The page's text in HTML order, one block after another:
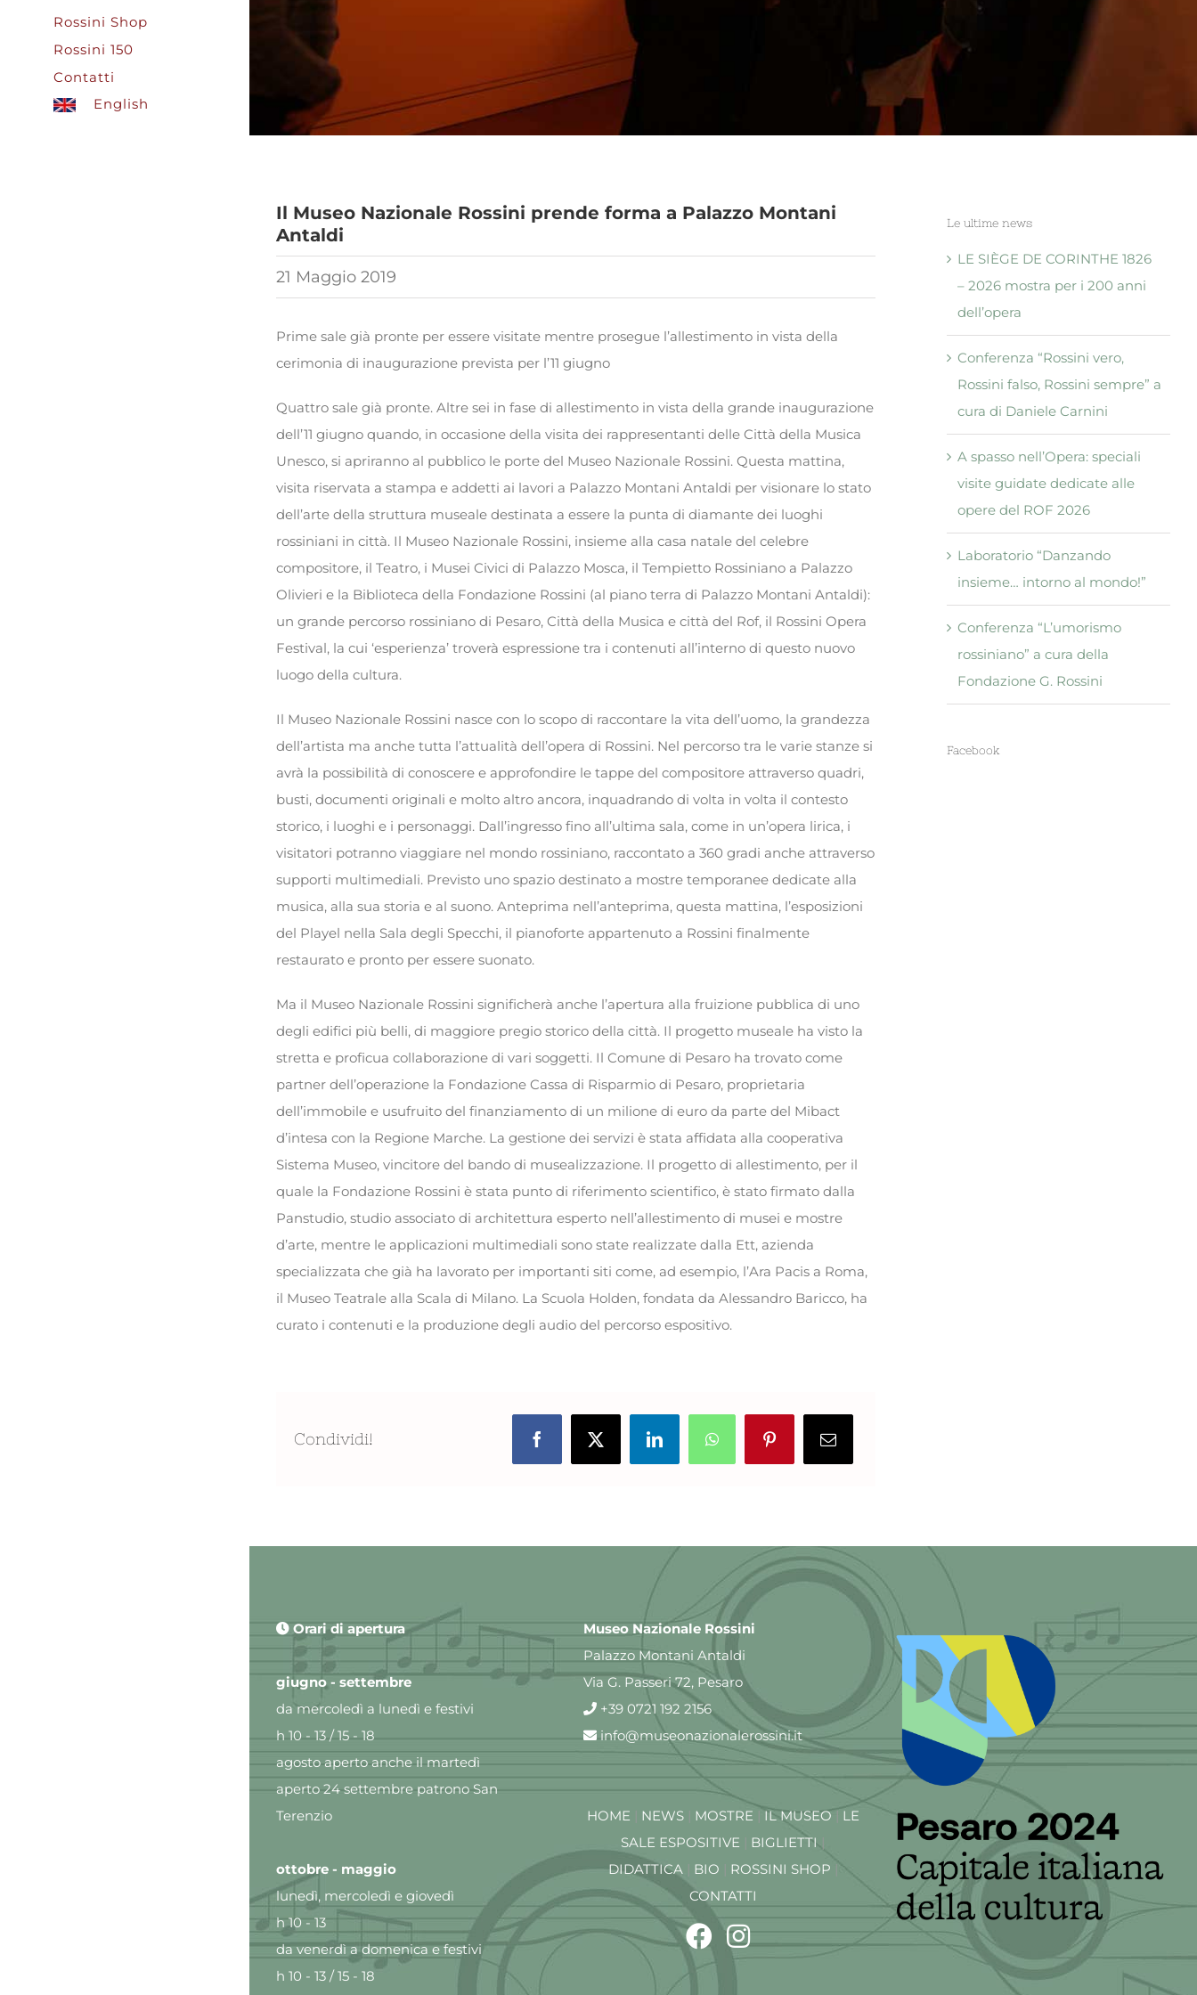
Rossini Shop
Rossini 150
Contatti
English
Il Museo Nazionale Rossini prende forma a Palazzo Montani
Antaldi
21 Maggio 2019
Prime sale già pronte per essere visitate mentre prosegue l’allestimento in vista della
cerimonia di inaugurazione prevista per l’11 giugno
Quattro sale già pronte. Altre sei in fase di allestimento in vista della grande inaugurazione
dell’11 giugno quando, in occasione della visita dei rappresentanti delle Città della Musica
Unesco, si apriranno al pubblico le porte del Museo Nazionale Rossini. Questa mattina,
visita riservata a stampa e addetti ai lavori a Palazzo Montani Antaldi per visionare lo stato
dell’arte della struttura museale destinata a essere la punta di diamante dei luoghi
rossiniani in città. Il Museo Nazionale Rossini, insieme alla casa natale del celebre
compositore, il Teatro, i Musei Civici di Palazzo Mosca, il Tempietto Rossiniano a Palazzo
Olivieri e la Biblioteca della Fondazione Rossini (al piano terra di Palazzo Montani Antaldi):
un grande percorso rossiniano di Pesaro, Città della Musica e città del Rof, il Rossini Opera
Festival, la cui ‘esperienza’ troverà espressione tra i contenuti all’interno di questo nuovo
luogo della cultura.
Il Museo Nazionale Rossini nasce con lo scopo di raccontare la vita dell’uomo, la grandezza
dell’artista ma anche tutta l’attualità dell’opera di Rossini. Nel percorso tra le varie stanze si
avrà la possibilità di conoscere e approfondire le tappe del compositore attraverso quadri,
busti, documenti originali e molto altro ancora, inquadrando di volta in volta il contesto
storico, i luoghi e i personaggi. Dall’ingresso fino all’ultima sala, come in un’opera lirica, i
visitatori potranno viaggiare nel mondo rossiniano, raccontato a 360 gradi anche attraverso
supporti multimediali. Previsto uno spazio destinato a mostre temporanee dedicate alla
musica, alla sua storia e al suono. Anteprima nell’anteprima, questa mattina, l’esposizioni
del Playel nella Sala degli Specchi, il pianoforte appartenuto a Rossini finalmente
restaurato e pronto per essere suonato.
Ma il Museo Nazionale Rossini significherà anche l’apertura alla fruizione pubblica di uno
degli edifici più belli, di maggiore pregio storico della città. Il progetto museale ha visto la
stretta e proficua collaborazione di vari soggetti. Il Comune di Pesaro ha trovato come
partner dell’operazione la Fondazione Cassa di Risparmio di Pesaro, proprietaria
dell’immobile e usufruito del finanziamento di un milione di euro da parte del Mibact
d’intesa con la Regione Marche. La gestione dei servizi è stata affidata alla cooperativa
Sistema Museo, vincitore del bando di musealizzazione. Il progetto di allestimento, per il
quale la Fondazione Rossini è stata punto di riferimento scientifico, è stato firmato dalla
Panstudio, studio associato di architettura esperto nell’allestimento di musei e mostre
d’arte, mentre le applicazioni multimediali sono state realizzate dalla Ett, azienda
specializzata che già ha lavorato per importanti siti come, ad esempio, l’Ara Pacis a Roma,
il Museo Teatrale alla Scala di Milano. La Scuola Holden, fondata da Alessandro Baricco, ha
curato i contenuti e la produzione degli audio del percorso espositivo.
Condividi!
Le ultime news
LE SIÈGE DE CORINTHE 1826
– 2026 mostra per i 200 anni
dell’opera
Conferenza “Rossini vero,
Rossini falso, Rossini sempre” a
cura di Daniele Carnini
A spasso nell’Opera: speciali
visite guidate dedicate alle
opere del ROF 2026
Laboratorio “Danzando
insieme… intorno al mondo!”
Conferenza “L’umorismo
rossiniano” a cura della
Fondazione G. Rossini
Facebook
Orari di apertura
giugno - settembre
da mercoledì a lunedì e festivi
h 10 - 13 / 15 - 18
agosto aperto anche il martedì
aperto 24 settembre patrono San
Terenzio
ottobre - maggio
lunedì, mercoledì e giovedì
h 10 - 13
da venerdì a domenica e festivi
h 10 - 13 / 15 - 18
Museo Nazionale Rossini
Palazzo Montani Antaldi
Via G. Passeri 72, Pesaro
+39 0721 192 2156
info@museonazionalerossini.it
HOME NEWS| MOSTRE IL MUSEO| LE
SALE ESPOSITIVE
BIGLIETTI|
DIDATTICA| BIO ROSSINI SHOP |
CONTATTI